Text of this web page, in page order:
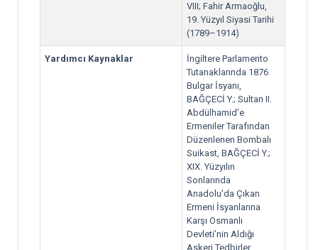
VIII; Fahir Armaoğlu,
19. Yüzyıl Siyasi Tarihi
(1789–1914)
Yardımcı Kaynaklar
İngiltere Parlamento
Tutanaklarında 1876
Bulgar İsyanı,
BAĞÇECİ Y.; Sultan II.
Abdülhamid’e
Ermeniler Tarafından
Düzenlenen Bombalı
Suikast, BAĞÇECİ Y.;
XIX. Yüzyılın
Sonlarında
Anadolu’da Çıkan
Ermeni İsyanlarına
Karşı Osmanlı
Devleti’nin Aldığı
Askeri Tedbirler,